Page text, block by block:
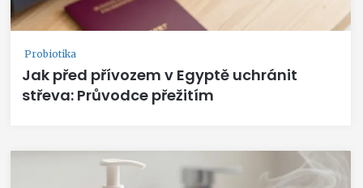
Probiotika
Jak před přívozem v Egyptě uchránit
střeva: Průvodce přežitím